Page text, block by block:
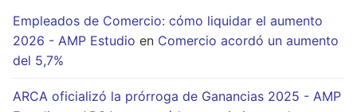
Empleados de Comercio: cómo liquidar el aumento
2026 - AMP Estudio en Comercio acordó un aumento
del 5,7%
ARCA oficializó la prórroga de Ganancias 2025 - AMP